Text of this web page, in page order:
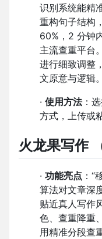
识别系统能精
重构句子结构
60%，2 分钟
主流查重平台
进行细致调整
文原意与逻辑。
· 使用方法：
方式，上传或
火龙果写作
· 功能亮点 ：
算法对文章深
贴近真人写作
色、查重降重
用精准分段查